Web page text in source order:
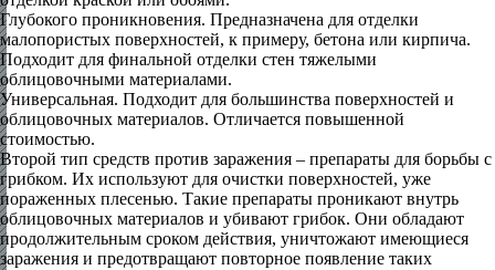
Глубокого проникновения. Предназначена для отделки
малопористых поверхностей, к примеру, бетона или кирпича.
Подходит для финальной отделки стен тяжелыми
облицовочными материалами.
Универсальная. Подходит для большинства поверхностей и
облицовочных материалов. Отличается повышенной
стоимостью.
Второй тип средств против заражения – препараты для борьбы с
грибком. Их используют для очистки поверхностей, уже
пораженных плесенью. Такие препараты проникают внутрь
облицовочных материалов и убивают грибок. Они обладают
продолжительным сроком действия, уничтожают имеющиеся
заражения и предотвращают повторное появление таких